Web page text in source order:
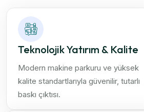
Teknolojik Yatırım & Kalite
Modern makine parkuru ve yüksek
kalite standartlarıyla güvenilir, tutarlı
baskı çıktısı.